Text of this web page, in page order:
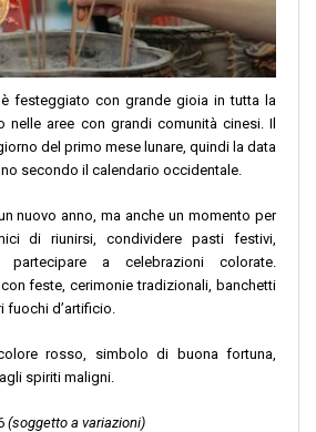
festeggiato con grande gioia in tutta la
nelle aree con grandi comunità cinesi. Il
del primo mese lunare, quindi la data
secondo il calendario occidentale.
nuovo anno, ma anche un momento per
di riunirsi, condividere pasti festivi,
a celebrazioni colorate.
feste, cerimonie tradizionali, banchetti
d’artificio.
rosso, simbolo di buona fortuna,
spiriti maligni.
(soggetto a variazioni)